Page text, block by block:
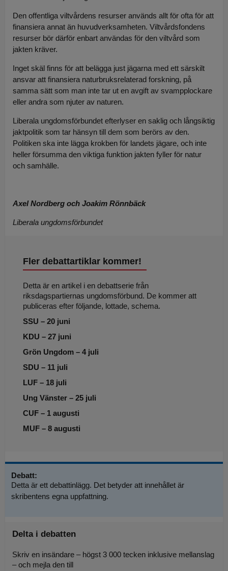
Den offentliga viltvårdens resurser används allt för ofta för att
finansiera annat än huvudverksamheten. Viltvårdsfondens
resurser bör därför enbart användas för den viltvård som
jakten kräver.
Inget skäl finns för att belägga just jägarna med ett särskilt
ansvar att finansiera naturbruksrelaterad forskning, på
samma sätt som man inte tar ut en avgift av svampplockare
eller andra som njuter av naturen.
Liberala ungdomsförbundet efterlyser en saklig och långsiktig
jaktpolitik som tar hänsyn till dem som berörs av den.
Politiken ska inte lägga krokben för landets jägare, och inte
heller försumma den viktiga funktion jakten fyller för natur
och samhälle.
Axel Nordberg och Joakim Rönnbäck
Liberala ungdomsförbundet
Fler debattartiklar kommer!
Detta är en artikel i en debattserie från
riksdagspartiernas ungdomsförbund. De kommer att
publiceras efter följande, lottade, schema.
SSU – 20 juni
KDU – 27 juni
Grön Ungdom – 4 juli
SDU – 11 juli
LUF – 18 juli
Ung Vänster – 25 juli
CUF – 1 augusti
MUF – 8 augusti
Debatt:
Detta är ett debattinlägg. Det betyder att innehållet är
skribentens egna uppfattning.
Delta i debatten
Skriv en insändare – högst 3 000 tecken inklusive mellanslag
– och mejla den till